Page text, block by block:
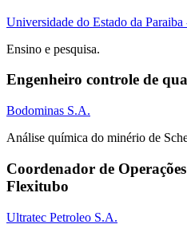
Universidade do Estado da
Ensino e pesquisa.
Engenheiro controle de
Bodominas S.A.
Análise química do minério de
Coordenador de
Flexitubo
Ultratec Petroleo S.A.